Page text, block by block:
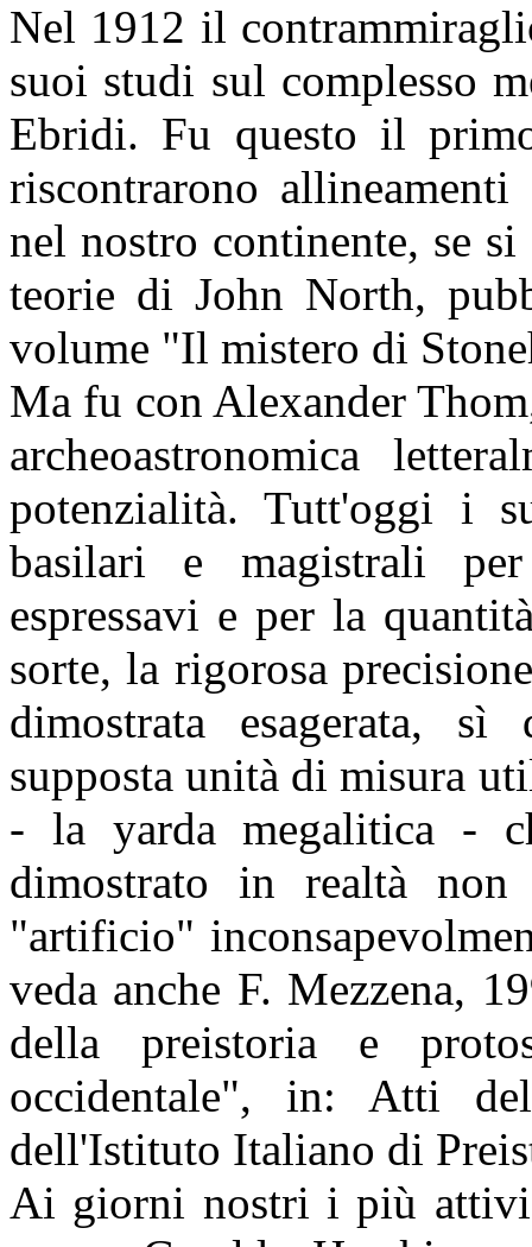
Nel 1912 il
suoi studi sul complesso
Ebridi. Fu questo il
riscontrarono
nel nostro continente, se
teorie di John North,
volume "Il mistero di
Ma fu con Alexander
archeoastronomica
potenzialità. Tutt'oggi i
basilari e magistrali
espressavi e per la
sorte, la rigorosa
dimostrata esagerata,
supposta unità di misura
- la yarda megalitica -
dimostrato in realtà non
"artificio"
veda anche F. Mezzena,
della preistoria e
occidentale", in: Atti
dell'Istituto Italiano di
Ai giorni nostri i più attivi